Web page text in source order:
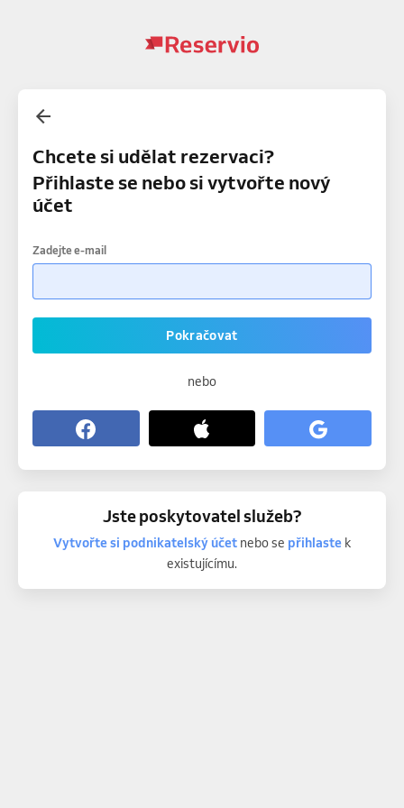
Chcete si udělat rezervaci?
Přihlaste se nebo si vytvořte nový
účet
Zadejte e-mail
Pokračovat
nebo
Jste poskytovatel služeb?
Vytvořte si podnikatelský účetnebo se přihlastek
existujícímu.